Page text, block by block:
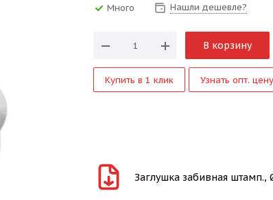
Много Нашли дешевле?
В корзину
Купить в 1 клик Узнать опт. цену
Заглушка забивная штамп.,